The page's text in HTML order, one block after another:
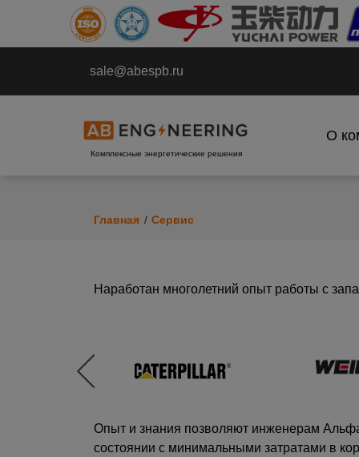
sale@abespb.ru
Комплексные энергетические решения
О
Главная Сервис
Наработан многолетний опыт работы с
Опыт и знания позволяют инженерам
состоянии с минимальными затратами в